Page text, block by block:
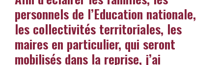
personnels de l’Education nationale,
les collectivités territoriales, les
maires en particulier, qui seront
mobilisés dans la reprise, j’ai